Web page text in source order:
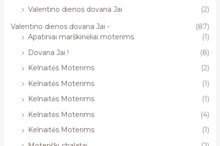
Valentino dienos dovana Jai
(2)
Valentino dienos dovana Jai -
(87)
Apatiniai marškinėliai moterims
(1)
Dovana Jai !
(8)
Kelnaitės Moterims
(2)
Kelnaitės Moterims
(1)
Kelnaitės Moterims
(1)
Kelnaitės Moterims
(4)
Kelnaitės Moterims
(1)